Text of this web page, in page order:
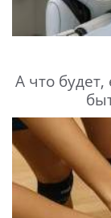
А что